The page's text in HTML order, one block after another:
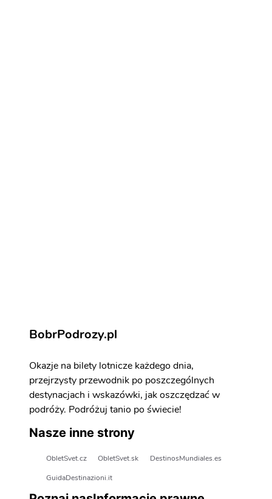
BobrPodrozy.pl
Okazje na bilety lotnicze każdego dnia,
przejrzysty przewodnik po poszczególnych
destynacjach i wskazówki, jak oszczędzać w
podróży. Podróżuj tanio po świecie!
Nasze inne strony
ObletSvet.cz ObletSvet.sk
DestinosMundiales.es
GuidaDestinazioni.it